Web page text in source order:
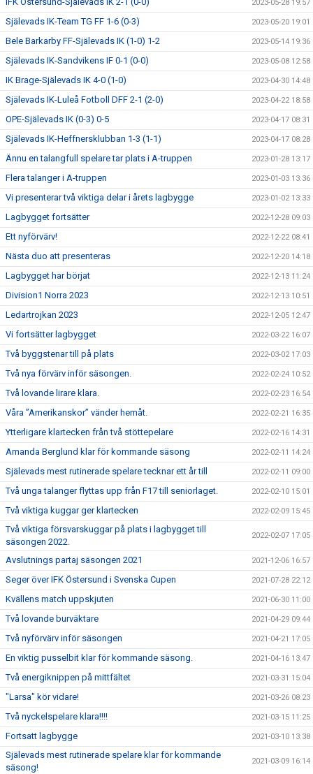
2023-05-28 19:57
Själevads IK-Team TG FF 1-6 (0-3) 2023-05-20 19:01
Bele Barkarby FF-Själevads IK (1-0) 1-2 2023-05-14 19:36
Själevads IK-Sandvikens IF 0-1 (0-0) 2023-05-08 12:58
IK Brage-Själevads IK 4-0 (1-0) 2023-04-30 14:48
Själevads IK-Luleå Fotboll DFF 2-1 (2-0) 2023-04-22 18:58
OPE-Själevads IK (0-3) 0-5 2023-04-17 08:31
Själevads IK-Heffnersklubban 1-3 (1-1) 2023-04-17 08:28
Ännu en talangfull spelare tar plats i A-truppen 2023-01-28 13:17
Flera talanger i A-truppen 2023-01-03 13:36
Vi presenterar två viktiga delar i årets lagbygge 2023-01-02 13:33
Lagbygget fortsätter 2022-12-28 09:03
Ett nyförvärv! 2022-12-22 08:41
Nästa duo att presenteras 2022-12-20 14:18
Lagbygget har börjat 2022-12-13 11:24
Division1 Norra 2023 2022-12-13 10:51
Ledartrojkan 2023 2022-12-05 12:47
Vi fortsätter lagbygget 2022-03-22 16:07
Två byggstenar till på plats 2022-03-02 17:03
Två nya förvärv inför säsongen. 2022-02-24 10:52
Två lovande lirare klara. 2022-02-23 16:54
Våra ”Amerikanskor” vänder hemåt. 2022-02-21 16:35
Ytterligare klartecken från två stöttepelare 2022-02-16 14:31
Amanda Berglund klar för kommande säsong 2022-02-11 14:24
Själevads mest rutinerade spelare tecknar ett år till 2022-02-11 09:00
Två unga talanger flyttas upp från F17 till seniorlaget. 2022-02-10 15:01
Två viktiga kuggar ger klartecken 2022-02-09 15:45
Två viktiga försvarskuggar på plats i lagbygget till
säsongen 2022.
2022-02-07 17:05
Avslutnings partaj säsongen 2021 2021-12-06 16:57
Seger över IFK Östersund i Svenska Cupen 2021-07-28 22:12
Kvällens match uppskjuten 2021-06-30 11:00
Två lovande burväktare 2021-04-29 09:44
Två nyförvärv inför säsongen 2021-04-21 17:05
En viktig pusselbit klar för kommande säsong. 2021-04-16 13:47
Två energiknippen på mittfältet 2021-03-31 15:04
"Larsa" kör vidare! 2021-03-26 08:23
Två nyckelspelare klara!!!! 2021-03-15 11:25
Fortsatt lagbygge 2021-03-10 13:38
Själevads mest rutinerade spelare klar för kommande
säsong!
2021-03-09 16:14